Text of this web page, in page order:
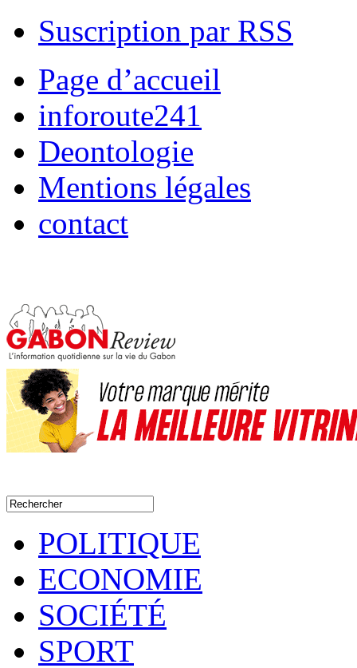
Suscription par RSS
Page d’accueil
inforoute241
Deontologie
Mentions légales
contact
POLITIQUE
ECONOMIE
SOCIÉTÉ
SPORT